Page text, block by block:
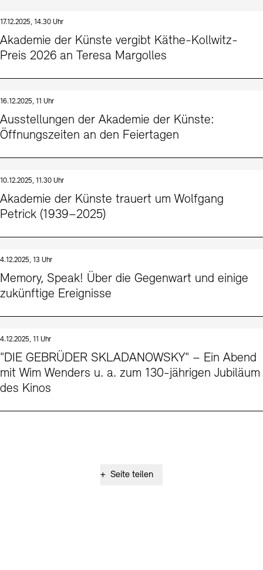
17.12.2025, 14.30 Uhr
Akademie der Künste vergibt Käthe-Kollwitz-
Preis 2026 an Teresa Margolles
16.12.2025, 11 Uhr
Ausstellungen der Akademie der Künste:
Öffnungszeiten an den Feiertagen
10.12.2025, 11.30 Uhr
Akademie der Künste trauert um Wolfgang
Petrick (1939–2025)
4.12.2025, 13 Uhr
Memory, Speak! Über die Gegenwart und einige
zukünftige Ereignisse
4.12.2025, 11 Uhr
"DIE GEBRÜDER SKLADANOWSKY" – Ein Abend
mit Wim Wenders u. a. zum 130-jährigen Jubiläum
des Kinos
+ Seite teilen